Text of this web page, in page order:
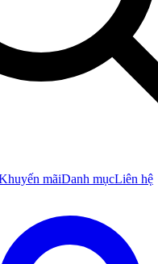
mãiDanh mụcLiên hệ